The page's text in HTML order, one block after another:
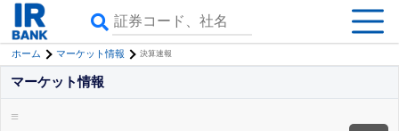
ホーム マーケット情報 決算速報
マーケット情報